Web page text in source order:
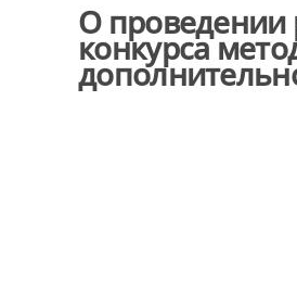
О проведении
конкурса